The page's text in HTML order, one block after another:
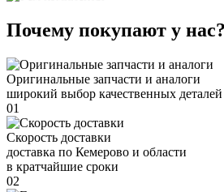
Почему покупают у нас?
Оригинальные запчасти и аналоги
широкий выбор качественных деталей
01
Скорость доставки
доставка по Кемерово и области
в кратчайшие сроки
02